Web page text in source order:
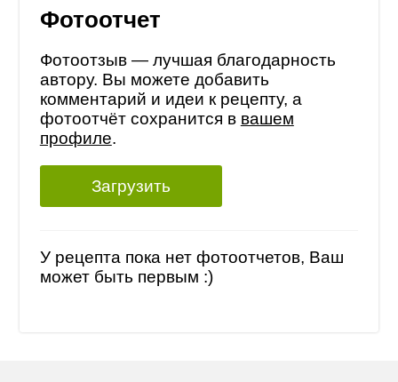
Фотоотчет
Фотоотзыв — лучшая благодарность
автору. Вы можете добавить
комментарий и идеи к рецепту, а
фотоотчёт сохранится в вашем
профиле.
Загрузить
У рецепта пока нет фотоотчетов, Ваш
может быть первым :)